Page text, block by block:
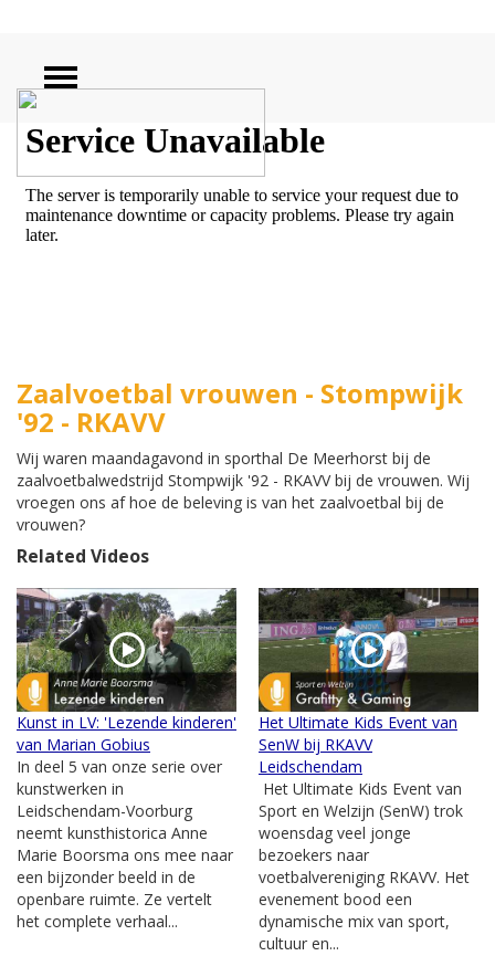
ZOEKEN
Zaalvoetbal vrouwen - Stompwijk
'92 - RKAVV
Wij waren maandagavond in sporthal De Meerhorst bij de
zaalvoetbalwedstrijd Stompwijk '92 - RKAVV bij de vrouwen. Wij
vroegen ons af hoe de beleving is van het zaalvoetbal bij de
vrouwen?
Related Videos
Kunst in LV: 'Lezende kinderen'
van Marian Gobius
In deel 5 van onze serie over
kunstwerken in
Leidschendam-Voorburg
neemt kunsthistorica Anne
Marie Boorsma ons mee naar
een bijzonder beeld in de
openbare ruimte. Ze vertelt
het complete verhaal...
Het Ultimate Kids Event van
SenW bij RKAVV
Leidschendam
Het Ultimate Kids Event van
Sport en Welzijn (SenW) trok
woensdag veel jonge
bezoekers naar
voetbalvereniging RKAVV. Het
evenement bood een
dynamische mix van sport,
cultuur en...